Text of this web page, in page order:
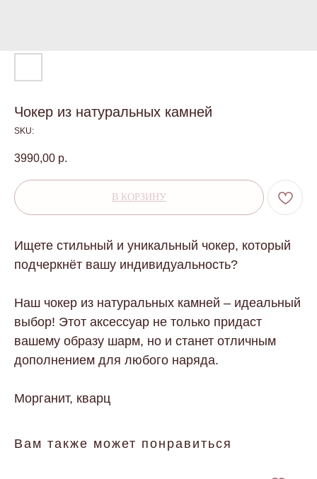
Чокер из натуральных камней
SKU:
3990,00 р.
В КОРЗИНУ
Ищете стильный и уникальный чокер, который
подчеркнёт вашу индивидуальность?
Наш чокер из натуральных камней – идеальный
выбор! Этот аксессуар не только придаст
вашему образу шарм, но и станет отличным
дополнением для любого наряда.
Морганит, кварц
Вам также может понравиться